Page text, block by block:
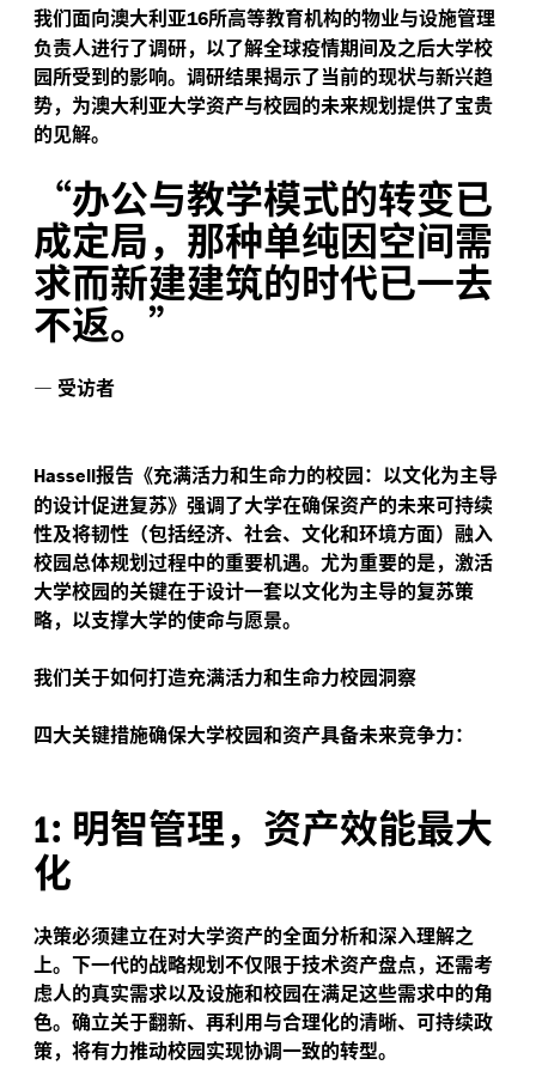
我们面向澳大利亚16所高等教育机构的物业与设施管理
负责人进行了调研，以了解全球疫情期间及之后大学校
园所受到的影响。调研结果揭示了当前的现状与新兴趋
势，为澳大利亚大学资产与校园的未来规划提供了宝贵
的见解。
“办公与教学模式的转变已
成定局，那种单纯因空间需
求而新建建筑的时代已一去
不返。”
— 受访者
Hassell报告《充满活力和生命力的校园：以文化为主导
的设计促进复苏》强调了大学在确保资产的未来可持续
性及将韧性（包括经济、社会、文化和环境方面）融入
校园总体规划过程中的重要机遇。尤为重要的是，激活
大学校园的关键在于设计一套以文化为主导的复苏策
略，以支撑大学的使命与愿景。
我们关于如何打造充满活力和生命力校园洞察
四大关键措施确保大学校园和资产具备未来竞争力：
1: 明智管理，资产效能最大
化
决策必须建立在对大学资产的全面分析和深入理解之
上。下一代的战略规划不仅限于技术资产盘点，还需考
虑人的真实需求以及设施和校园在满足这些需求中的角
色。确立关于翻新、再利用与合理化的清晰、可持续政
策，将有力推动校园实现协调一致的转型。